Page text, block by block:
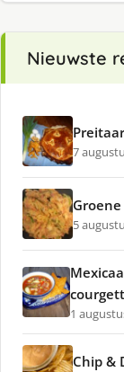
Nieuwste
7
5
1
Chip &